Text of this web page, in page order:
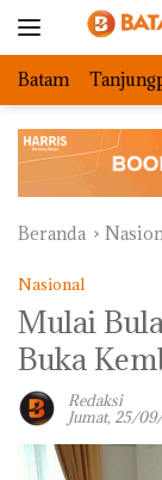
Batam
Beranda
Nasional
Mulai
Buka
Redaksi
Jumat, 25/